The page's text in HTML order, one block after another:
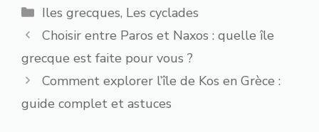
Catégories
Iles grecques, Les cyclades
Choisir entre Paros et Naxos : quelle île
grecque est faite pour vous ?
Comment explorer l’île de Kos en Grèce :
guide complet et astuces